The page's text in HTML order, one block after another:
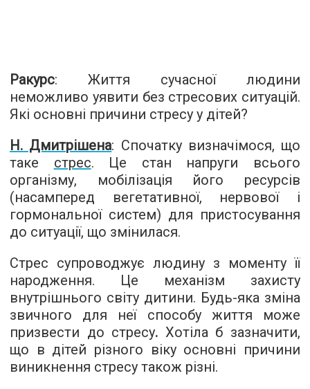
Ракурс: Життя сучасної людини
неможливо уявити без стресових ситуацій.
Які основні причини стресу у дітей?
Н. Дмитрішена: Спочатку визначімося, що
таке стрес. Це стан напруги всього
організму, мобілізація його ресурсів
(насамперед вегетативної, нервової і
гормональної систем) для пристосування
до ситуації, що змінилася.
Стрес супроводжує людину з моменту її
народження. Це механізм захисту
внутрішнього світу дитини. Будь-яка зміна
звичного для неї способу життя може
призвести до стресу. Хотіла б зазначити,
що в дітей різного віку основні причини
виникнення стресу також різні.